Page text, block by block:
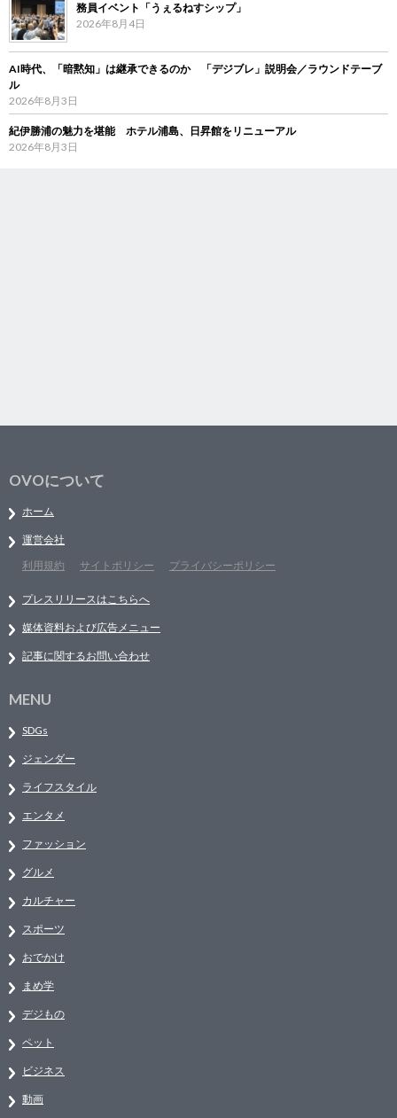
務員イベント「うぇるねすシップ」
2026年8月4日
AI時代、「暗黙知」は継承できるのか 「デジブレ」説明会／ラウンドテーブ
ル
2026年8月3日
紀伊勝浦の魅力を堪能 ホテル浦島、日昇館をリニューアル
2026年8月3日
OVOについて
ホーム
運営会社
利用規約
サイトポリシー プライバシーポリシー
プレスリリースはこちらへ
媒体資料および広告メニュー
記事に関するお問い合わせ
MENU
SDGs
ジェンダー
ライフスタイル
エンタメ
ファッション
グルメ
カルチャー
スポーツ
おでかけ
まめ学
デジもの
ペット
ビジネス
動画